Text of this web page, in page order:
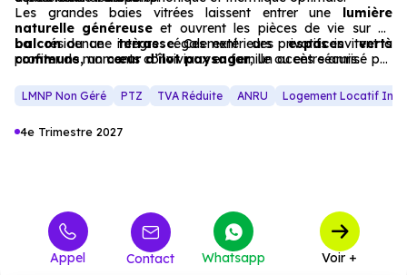
Les grandes baies vitrées laissent entrer une lumière
naturelle généreuse et ouvrent les pièces de vie sur un
balconou uneterrasse. Ces extérieurs privatifs invitent à
profiter de moments conviviaux en famille ou entre amis.
La résidence intègre également desespaces verts
communs,uncœur d’îlot paysager, un accès sécurisé par
LMNP Non Géré PTZ TVA Réduite ANRU Logement Locatif
4e Trimestre 2027
Appel Contact Whatsapp Voir +